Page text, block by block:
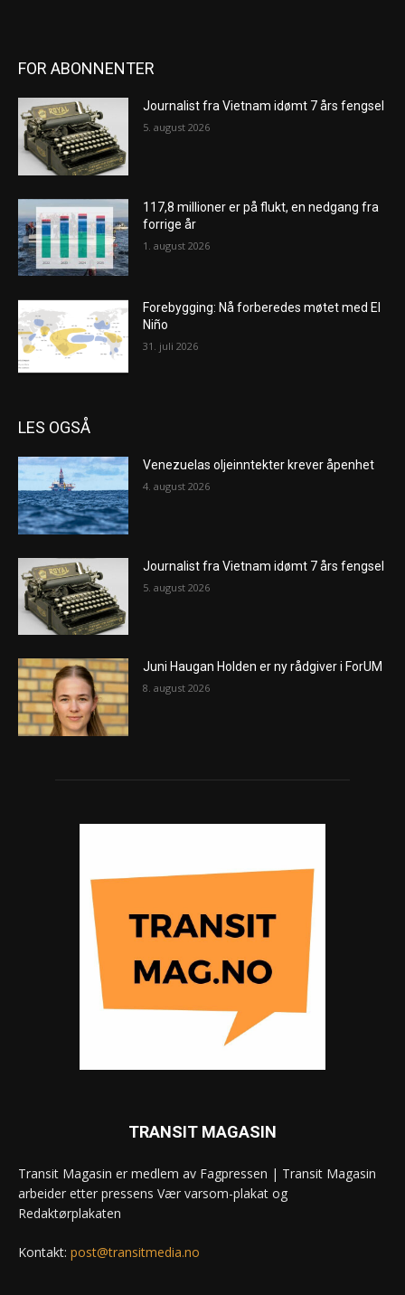
FOR ABONNENTER
Journalist fra Vietnam idømt 7 års fengsel
5. august 2026
117,8 millioner er på flukt, en nedgang fra
forrige år
1. august 2026
Forebygging: Nå forberedes møtet med El
Niño
31. juli 2026
LES OGSÅ
Venezuelas oljeinntekter krever åpenhet
4. august 2026
Journalist fra Vietnam idømt 7 års fengsel
5. august 2026
Juni Haugan Holden er ny rådgiver i ForUM
8. august 2026
TRANSIT MAGASIN
Transit Magasin er medlem av Fagpressen | Transit Magasin
arbeider etter pressens Vær varsom-plakat og
Redaktørplakaten
Kontakt: post@transitmedia.no